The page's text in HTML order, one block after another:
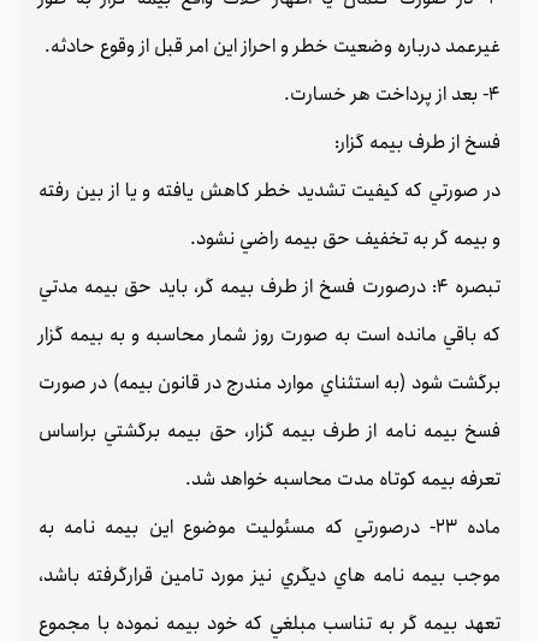
غيرعمد درباره وضعيت خطر و احراز اين امر قبل از وقوع حادثه.
4- بعد از پرداخت هر خسارت.
فسخ از طرف بيمه گزار:
در صورتي كه كيفيت تشديد خطر كاهش يافته و يا از بين رفته
و بيمه گر به تخفيف حق بيمه راضي نشود.
تبصره 4: درصورت فسخ از طرف بيمه گر، بايد حق بيمه مدتي
كه باقي مانده است به صورت روز شمار محاسبه و به بيمه گزار
برگشت شود‌ (به استثناي موارد مندرج در قانون بيمه) در صورت
فسخ بيمه نامه از طرف بيمه گزار، حق بيمه برگشتي براساس
تعرفه بيمه كوتاه مدت محاسبه خواهد شد.
ماده 23- درصورتي كه مسئوليت موضوع اين بيمه نامه به
موجب بيمه نامه هاي ديگري نيز مورد تامين قرارگرفته باشد،
تعهد بيمه گر به تناسب مبلغي كه خود بيمه نموده با مجموع